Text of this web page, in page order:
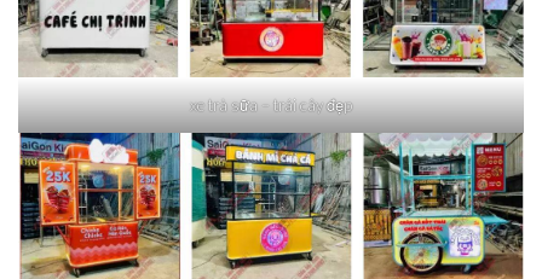
xe trà sữa – trái cây đẹp